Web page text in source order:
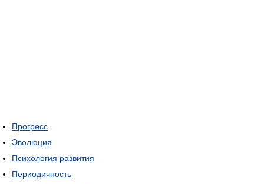
Прогресс
Эволюция
Психология развития
Периодичность